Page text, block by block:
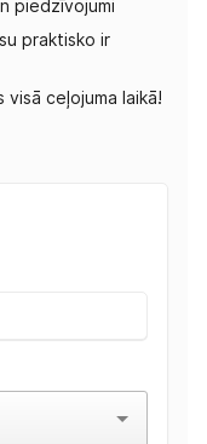
piedzīvojumi
praktisko ir
visā ceļojuma laikā!